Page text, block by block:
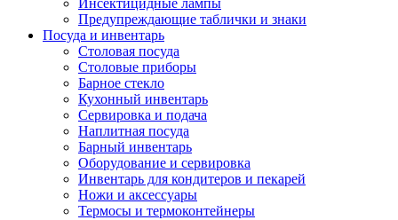
Инсектицидные лампы
Предупреждающие таблички и знаки
Посуда и инвентарь
Столовая посуда
Столовые приборы
Барное стекло
Кухонный инвентарь
Сервировка и подача
Наплитная посуда
Барный инвентарь
Оборудование и сервировка
Инвентарь для кондитеров и пекарей
Ножи и аксессуары
Термосы и термоконтейнеры